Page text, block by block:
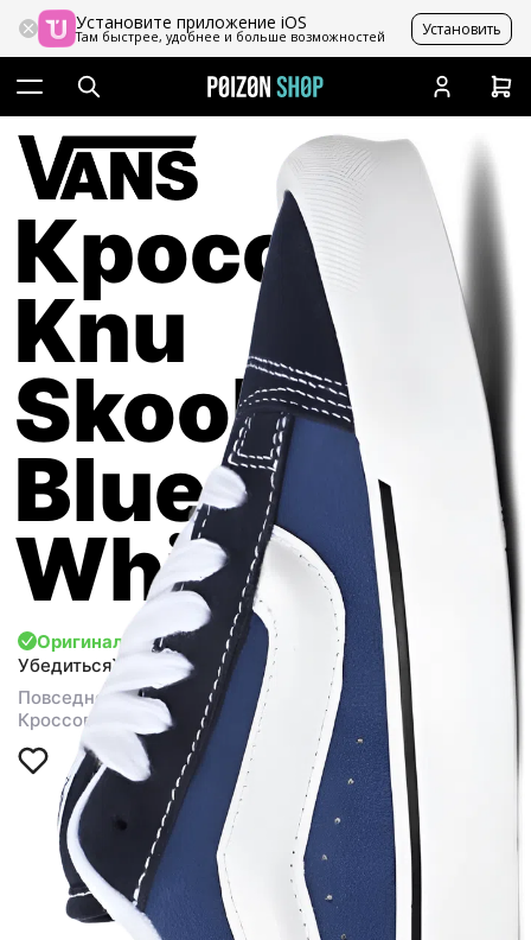
Установите приложение iOS
Там быстрее, удобнее и больше возможностей Установить
Кроссовки
Knu
Skool
Blue
White
Оригинал
Убедиться
Повседневная обувь
Кроссовки